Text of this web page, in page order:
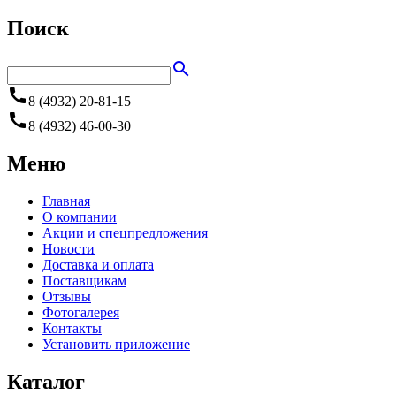
Поиск
search
call8 (4932) 20-81-15
call8 (4932) 46-00-30
Меню
Главная
О компании
Акции и спецпредложения
Новости
Доставка и оплата
Поставщикам
Отзывы
Фотогалерея
Контакты
Установить приложение
Каталог